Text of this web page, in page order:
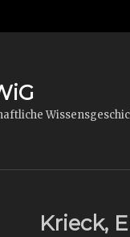
Krieck,